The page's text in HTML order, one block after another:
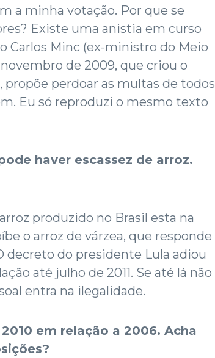
a minha votação. Por que se
Existe uma anistia em curso
Carlos Minc (ex-ministro do Meio
de 2009, que criou o
perdoar as multas de todos
Eu só reproduzi o mesmo texto
haver escassez de arroz.
produzido no Brasil esta na
o arroz de várzea, que responde
decreto do presidente Lula adiou
até julho de 2011. Se até lá não
entra na ilegalidade.
em relação a 2006. Acha